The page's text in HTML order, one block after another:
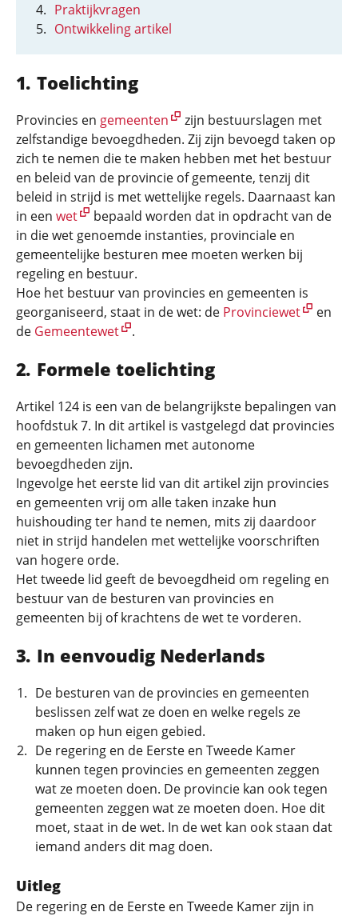
Praktijkvragen
Ontwikkeling artikel
Toelichting
Provincies en gemeenten
zijn bestuurslagen met
zelfstandige bevoegdheden. Zij zijn bevoegd taken op
zich te nemen die te maken hebben met het bestuur
en beleid van de provincie of gemeente, tenzij dit
beleid in strijd is met wettelijke regels. Daarnaast kan
in een wet
bepaald worden dat in opdracht van de
in die wet genoemde instanties, provinciale en
gemeentelijke besturen mee moeten werken bij
regeling en bestuur.
Hoe het bestuur van provincies en gemeenten is
georganiseerd, staat in de wet: de Provinciewet
en
de Gemeentewet .
Formele toelichting
Artikel 124 is een van de belangrijkste bepalingen van
hoofdstuk 7. In dit artikel is vastgelegd dat provincies
en gemeenten lichamen met autonome
bevoegdheden zijn.
Ingevolge het eerste lid van dit artikel zijn provincies
en gemeenten vrij om alle taken inzake hun
huishouding ter hand te nemen, mits zij daardoor
niet in strijd handelen met wettelijke voorschriften
van hogere orde.
Het tweede lid geeft de bevoegdheid om regeling en
bestuur van de besturen van provincies en
gemeenten bij of krachtens de wet te vorderen.
In eenvoudig Nederlands
De besturen van de provincies en gemeenten
beslissen zelf wat ze doen en welke regels ze
maken op hun eigen gebied.
De regering en de Eerste en Tweede Kamer
kunnen tegen provincies en gemeenten zeggen
wat ze moeten doen. De provincie kan ook tegen
gemeenten zeggen wat ze moeten doen. Hoe dit
moet, staat in de wet. In de wet kan ook staan dat
iemand anders dit mag doen.
Uitleg
De regering en de Eerste en Tweede Kamer zijn in